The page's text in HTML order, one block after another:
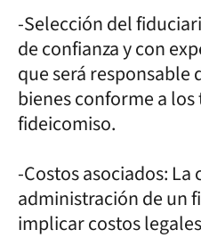
-Selección del
de confianza y con
que será responsable
bienes conforme a
fideicomiso.
-Costos asociados: La
administración de un
implicar costos